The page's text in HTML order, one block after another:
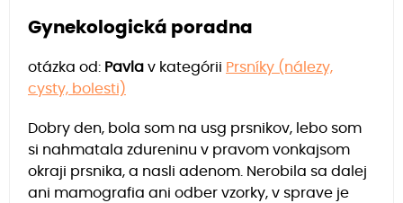
Gynekologická poradna
otázka od: Pavla v kategórii Prsníky (nálezy,
cysty, bolesti)
Dobry den, bola som na usg prsnikov, lebo som
si nahmatala zdureninu v pravom vonkajsom
okraji prsnika, a nasli adenom. Nerobila sa dalej
ani mamografia ani odber vzorky, v sprave je